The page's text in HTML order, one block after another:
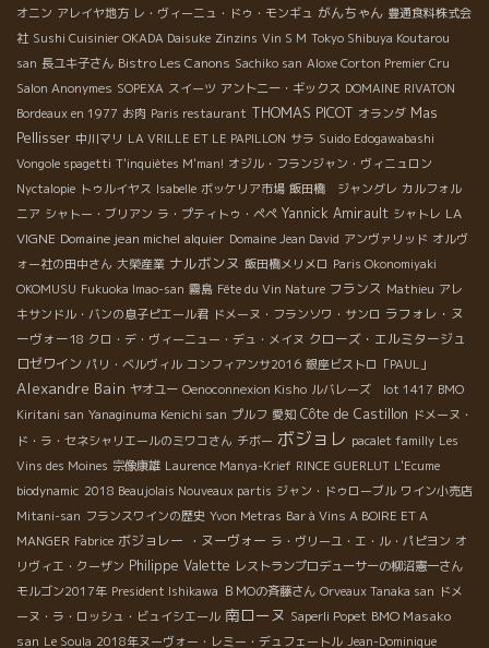
オニン アレイヤ地方 レ・ヴィーニュ・ドゥ・モンギュ がんちゃん 豊通食料株式会
社 Sushi Cuisinier OKADA Daisuke Zinzins Vin S M Tokyo Shibuya Koutarou
san 長ユキ子さん Bistro Les Canons Sachiko san Aloxe Corton Premier Cru
Salon Anonymes SOPEXA スイーツ アントニー・ギックス DOMAINE RIVATON
Bordeaux en 1977 お肉 Paris restaurant THOMAS PICOT オランダ Mas
Pellisser 中川マリ LA VRILLE ET LE PAPILLON サラ Suido Edogawabashi
Vongole spagetti T'inquiètes M'man! オジル・フランジャン・ヴィニュロン
Nyctalopie トゥルイヤス Isabelle ボッケリア市場 飯田橋 ジャングレ カルフォル
ニア シャトー・ブリアン ラ・プティトゥ・ペペ Yannick Amirault シャトレ LA
VIGNE Domaine jean michel alquier Domaine Jean David アンヴァリッド オルヴ
ォー社の田中さん 大榮産業 ナルボンヌ 飯田橋メリメロ Paris Okonomiyaki
OKOMUSU Fukuoka Imao-san 霧島 Fête du Vin Nature フランス Mathieu アレ
キサンドル・バンの息子ピエール君 ドメーヌ・フランソワ・サンロ ラフォレ・ヌ
ーヴォー18 クロ・デ・ヴィーニュー・デュ・メイヌ クローズ・エルミタージュ
ロゼワイン パリ・ベルヴィル コンフィアンサ2016 銀座ビストロ「PAUL」
Alexandre Bain ヤオユー Oenoconnexion Kisho ルバレーズ lot 1417 BMO
Kiritani san Yanaginuma Kenichi san プルフ 愛知 Côte de Castillon ドメーヌ・
ド・ラ・セネシャリエールのミワコさん チボー ボジョレ pacalet familly Les
Vins des Moines 宗像康雄 Laurence Manya-Krief RINCE GUERLUT L'Ecume
biodynamic 2018 Beaujolais Nouveaux partis ジャン・ドゥローブル ワイン小売店
Mitani-san フランスワインの歴史 Yvon Metras Bar à Vins A BOIRE ET A
MANGER Fabrice ボジョレー ・ヌーヴォー ラ・ヴリーユ・エ・ル・パピヨン オ
リヴィエ・クーザン Philippe Valette レストランプロデューサーの柳沼憲一さん
モルゴン2017年 President Ishikawa ＢＭОの斉藤さん Orveaux Tanaka san ドメ
ーヌ・ラ・ロッシュ・ビュイシエール 南ローヌ Saperli Popet BMO Masako
san Le Soula 2018年ヌーヴォー・レミー・デュフェートル Jean-Dominique